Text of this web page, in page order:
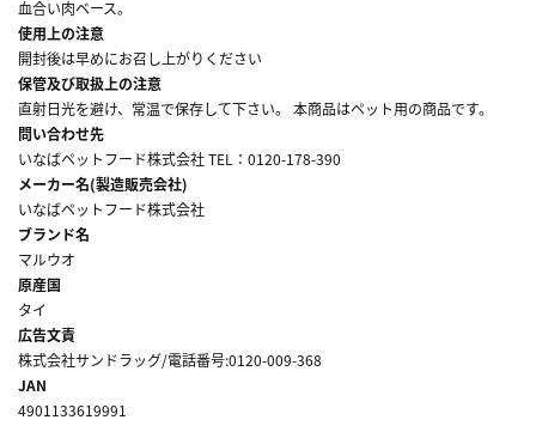
血合い肉ベース。
使用上の注意
開封後は早めにお召し上がりください
保管及び取扱上の注意
直射日光を避け、常温で保存して下さい。 本商品はペット用の商品です。
問い合わせ先
いなばペットフード株式会社 TEL：0120-178-390
メーカー名(製造販売会社)
いなばペットフード株式会社
ブランド名
マルウオ
原産国
タイ
広告文責
株式会社サンドラッグ/電話番号:0120-009-368
JAN
4901133619991